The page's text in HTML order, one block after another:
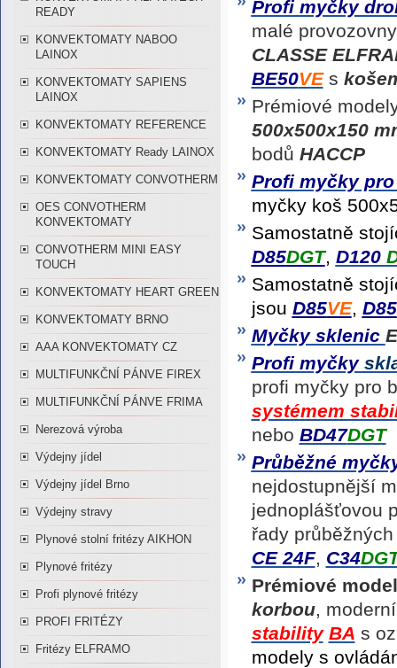
READY
KONVEKTOMATY NABOO
LAINOX
KONVEKTOMATY SAPIENS
LAINOX
KONVEKTOMATY REFERENCE
KONVEKTOMATY Ready LAINOX
KONVEKTOMATY CONVOTHERM
OES CONVOTHERM
KONVEKTOMATY
CONVOTHERM MINI EASY
TOUCH
KONVEKTOMATY HEART GREEN
KONVEKTOMATY BRNO
AAA KONVEKTOMATY CZ
MULTIFUNKČNÍ PÁNVE FIREX
MULTIFUNKČNÍ PÁNVE FRIMA
Nerezová výroba
Výdejny jídel
Výdejny jídel Brno
Výdejny stravy
Plynové stolní fritézy AIKHON
Plynové fritézy
Profi plynové fritézy
PROFI FRITÉZY
Fritézy ELFRAMO
Profi myčky
malé
CLASSE
BE50VEs
Prémiové
500x500x150
bodů HACCP
Profi myčky
myčky koš
Samostatně
D85DGT, D120
Samostatně
jsou D85VE, D85
Myčky sklenic
Profi myčky
profi myčky pro
systémem
nebo BD47DGT
Průběžné
nejdostupnější
jednoplášťovou
řady
CE 24F, C34
Prémiové
korbou,
stability BA s
modely s